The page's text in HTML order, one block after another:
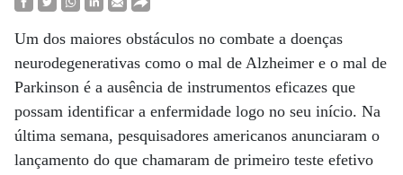
Um dos maiores obstáculos no combate a doenças
neurodegenerativas como o mal de Alzheimer e o mal de
Parkinson é a ausência de instrumentos eficazes que
possam identificar a enfermidade logo no seu início. Na
última semana, pesquisadores americanos anunciaram o
lançamento do que chamaram de primeiro teste efetivo